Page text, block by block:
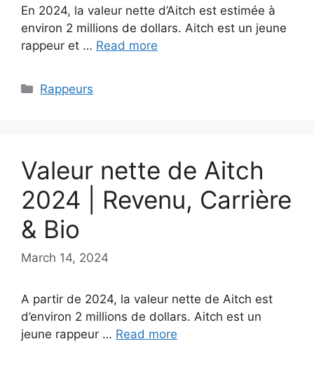
En 2024, la valeur nette d’Aitch est estimée à
environ 2 millions de dollars. Aitch est un jeune
rappeur et … Read more
Categories
Rappeurs
Valeur nette de Aitch
2024 | Revenu, Carrière
& Bio
March 14, 2024
A partir de 2024, la valeur nette de Aitch est
d’environ 2 millions de dollars. Aitch est un
jeune rappeur … Read more